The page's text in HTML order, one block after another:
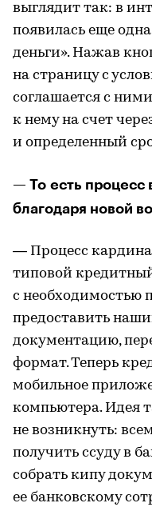
выглядит так: в
появилась еще
деньги». Нажав
на страницу с
соглашается с
к нему на счет
и определенный
— То есть процесс
благодаря новой
— Процесс
типовой
с необходимостью
предоставить
документацию,
формат. Теперь
мобильное
компьютера. Идея
не возникнуть:
получить ссуду в
собрать кипу
ее банковскому